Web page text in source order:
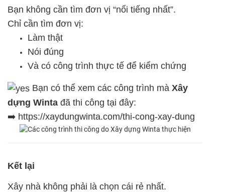
Bạn không cần tìm đơn vị “nổi tiếng nhất”.
Chỉ cần tìm đơn vị:
Làm thật
Nói đúng
Và có công trình thực tế để kiểm chứng
Bạn có thể xem các công trình mà Xây
dựng Winta đã thi công tại đây:
➡️ https://xaydungwinta.com/thi-cong-xay-dung
Kết lại
Xây nhà không phải là chọn cái rẻ nhất.